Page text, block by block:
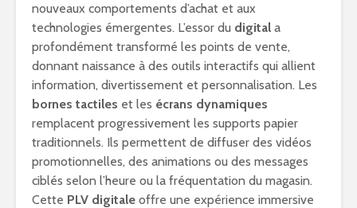
nouveaux comportements d’achat et aux
technologies émergentes. L’essor du digital a
profondément transformé les points de vente,
donnant naissance à des outils interactifs qui allient
information, divertissement et personnalisation. Les
bornes tactiles et les écrans dynamiques
remplacent progressivement les supports papier
traditionnels. Ils permettent de diffuser des vidéos
promotionnelles, des animations ou des messages
ciblés selon l’heure ou la fréquentation du magasin.
Cette PLV digitale offre une expérience immersive